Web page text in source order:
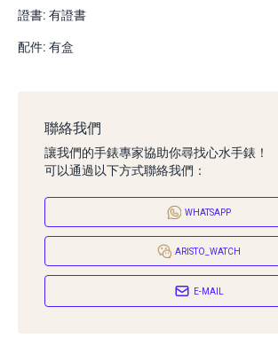
證書: 有證書
配件: 有盒
聯絡我們
讓我們的手錶專家協助你尋找心水手錶！
可以通過以下方式聯絡我們：
WHATSAPP
ARISTO_WATCH
E-MAIL